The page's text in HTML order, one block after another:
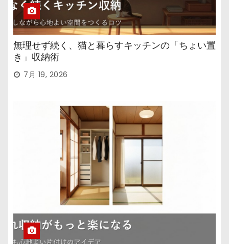
無理せず続く、猫と暮らすキッチンの「ちょい置
き」収納術
7月 19, 2026